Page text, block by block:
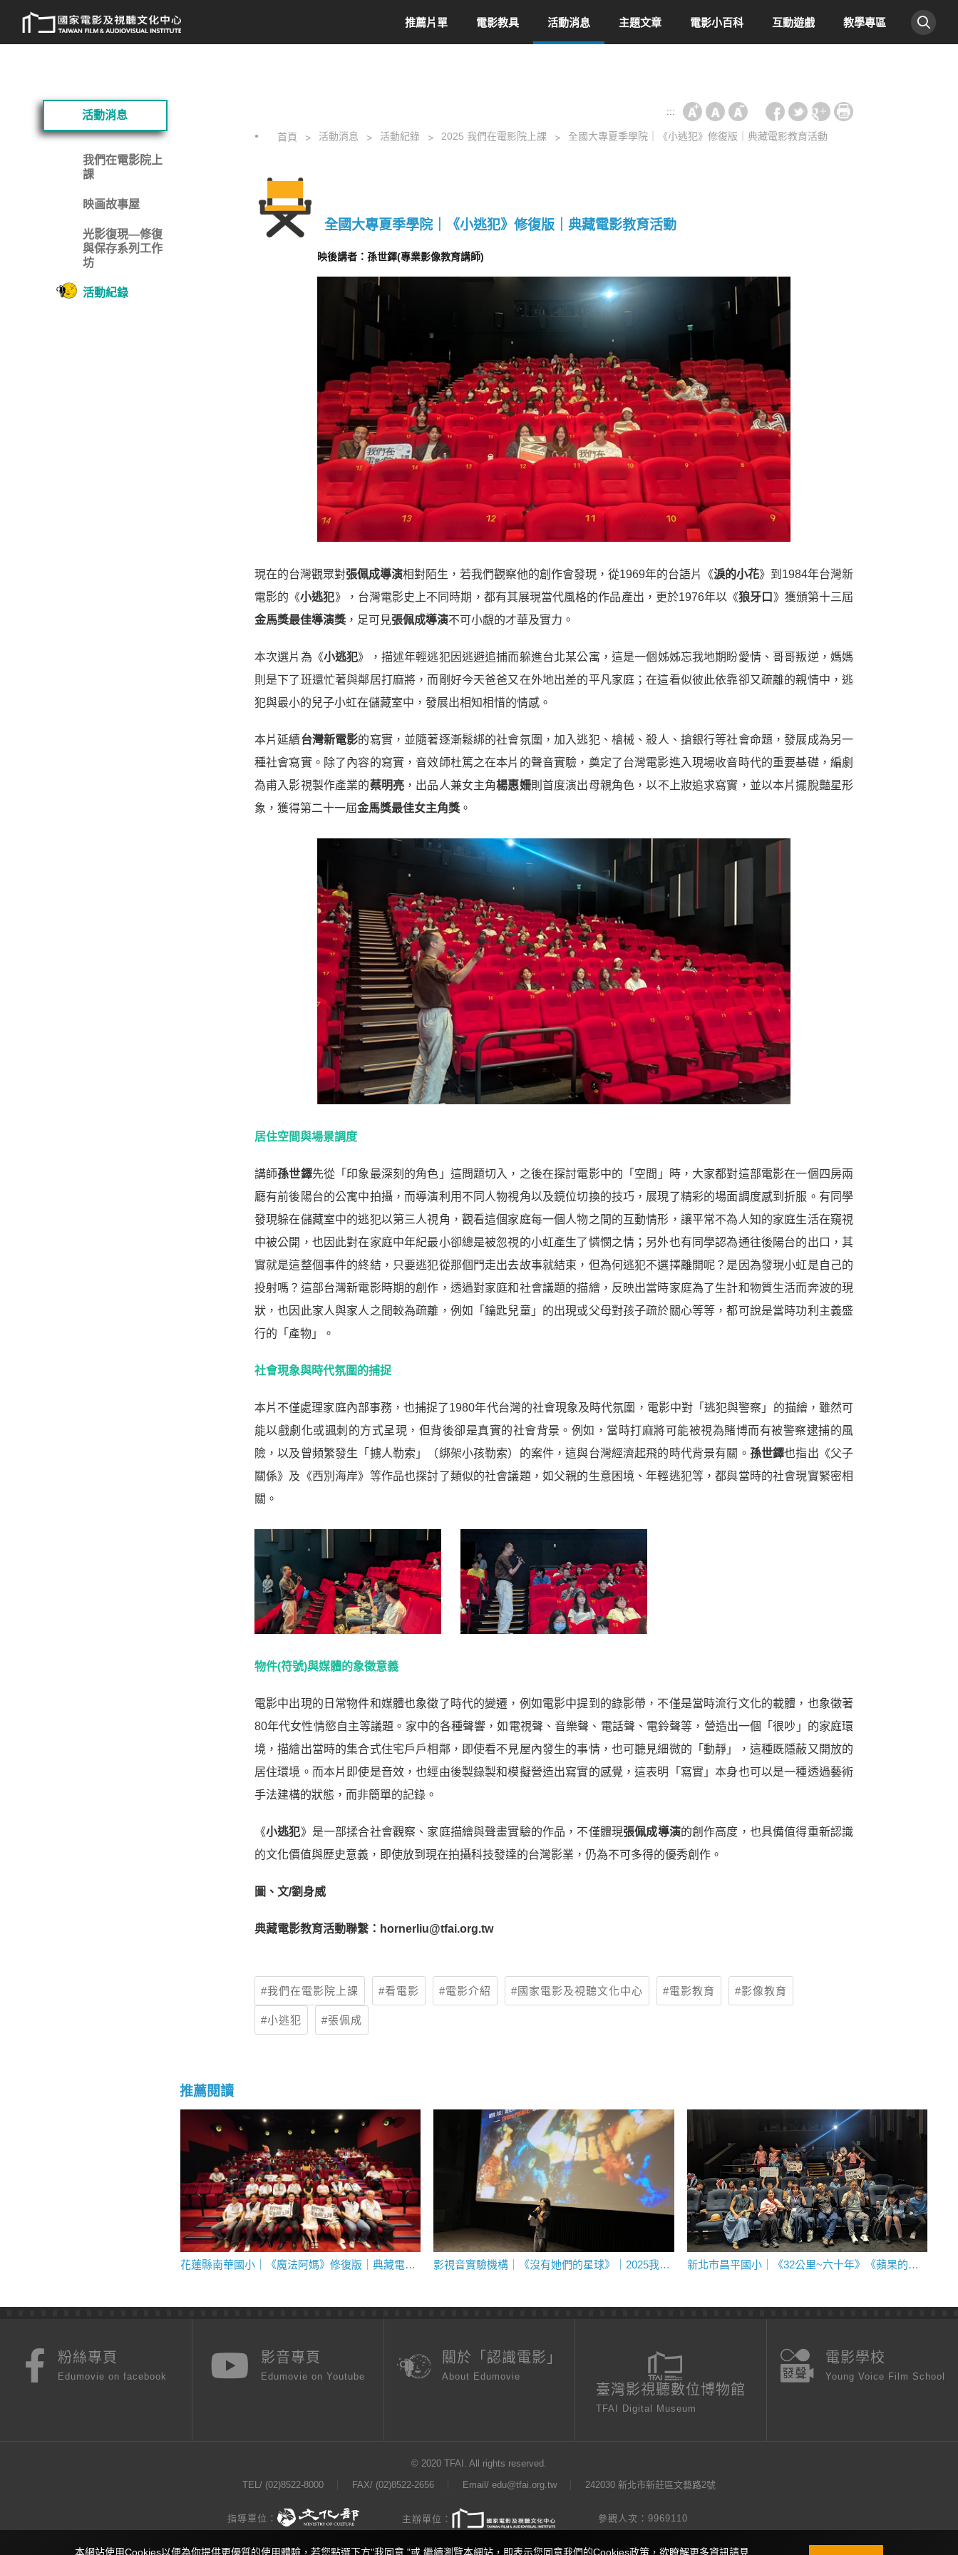
推薦片單 電影教具 活動消息 主題文章 電影小百科 互動遊戲 教學專區
活動消息
我們在電影院上
課
映画故事屋
光影復現—修復
與保存系列工作
坊
活動紀錄
:::
首頁 活動消息 活動紀錄 2025 我們在電影院上課 全國大專夏季學院｜《小逃犯》修復版｜典藏電影教育活動
全國大專夏季學院｜《小逃犯》修復版｜典藏電影教育活動
映後講者：孫世鐸(專業影像教育講師)
現在的台灣觀眾對張佩成導演相對陌生，若我們觀察他的創作會發現，從1969年的台語片《淚的小花》到1984年台灣新
電影的《小逃犯》，台灣電影史上不同時期，都有其展現當代風格的作品產出，更於1976年以《狼牙口 》獲頒第十三屆
金馬獎最佳導演獎 ，足可見張佩成導演不可小覷的才華及實力。
本次選片為《小逃犯》，描述年輕逃犯因逃避追捕而躲進台北某公寓，這是一個姊姊忘我地期盼愛情、哥哥叛逆，媽媽
則是下了班還忙著與鄰居打麻將，而剛好今天爸爸又在外地出差的平凡家庭；在這看似彼此依靠卻又疏離的親情中，逃
犯與最小的兒子小虹在儲藏室中，發展出相知相惜的情感。
本片延續台灣新電影的寫實，並隨著逐漸鬆綁的社會氛圍，加入逃犯、槍械、殺人、搶銀行等社會命題，發展成為另一
種社會寫實。除了內容的寫實，音效師杜篤之在本片的聲音實驗，奠定了台灣電影進入現場收音時代的重要基礎，編劇
為甫入影視製作產業的蔡明亮 ，出品人兼女主角楊惠姍則首度演出母親角色，以不上妝追求寫實，並以本片擺脫豔星形
象，獲得第二十一屆金馬獎最佳女主角獎 。
居住空間與場景調度
講師孫世鐸先從「印象最深刻的角色」這問題切入，之後在探討電影中的「空間」時，大家都對這部電影在一個四房兩
廳有前後陽台的公寓中拍攝，而導演利用不同人物視角以及鏡位切換的技巧，展現了精彩的場面調度感到折服。有同學
發現躲在儲藏室中的逃犯以第三人視角，觀看這個家庭每一個人物之間的互動情形，讓平常不為人知的家庭生活在窺視
中被公開，也因此對在家庭中年紀最小卻總是被忽視的小虹產生了憐憫之情；另外也有同學認為通往後陽台的出口，其
實就是這整個事件的終結，只要逃犯從那個門走出去故事就結束，但為何逃犯不選擇離開呢？是因為發現小虹是自己的
投射嗎？這部台灣新電影時期的創作，透過對家庭和社會議題的描繪，反映出當時家庭為了生計和物質生活而奔波的現
狀，也因此家人與家人之間較為疏離，例如「鑰匙兒童」的出現或父母對孩子疏於關心等等，都可說是當時功利主義盛
行的「產物」。
社會現象與時代氛圍的捕捉
本片不僅處理家庭內部事務，也捕捉了1980年代台灣的社會現象及時代氛圍，電影中對「逃犯與警察」的描繪，雖然可
能以戲劇化或諷刺的方式呈現，但背後卻是真實的社會背景。例如，當時打麻將可能被視為賭博而有被警察逮捕的風
險，以及曾頻繁發生「擄人勒索」（綁架小孩勒索）的案件，這與台灣經濟起飛的時代背景有關。 孫世鐸也指出《父子
關係》及《西別海岸》等作品也探討了類似的社會議題，如父親的生意困境、年輕逃犯等，都與當時的社會現實緊密相
關。
物件(符號)與媒體的象徵意義
電影中出現的日常物件和媒體也象徵了時代的變遷，例如電影中提到的錄影帶，不僅是當時流行文化的載體，也象徵著
80年代女性情慾自主等議題。家中的各種聲響，如電視聲、音樂聲、電話聲、電鈴聲等，營造出一個「很吵」的家庭環
境，描繪出當時的集合式住宅戶戶相鄰，即使看不見屋內發生的事情，也可聽見細微的「動靜」，這種既隱蔽又開放的
居住環境。而本片即使是音效，也經由後製錄製和模擬營造出寫實的感覺，這表明「寫實」本身也可以是一種透過藝術
手法建構的狀態，而非簡單的記錄。
《小逃犯》是一部揉合社會觀察、家庭描繪與聲畫實驗的作品，不僅體現張佩成導演的創作高度，也具備值得重新認識
的文化價值與歷史意義，即使放到現在拍攝科技發達的台灣影業，仍為不可多得的優秀創作。
圖、文/劉身威
典藏電影教育活動聯繫：hornerliu@tfai.org.tw
我們在電影院上課 看電影 電影介紹 國家電影及視聽文化中心 電影教育 影像教育
小逃犯 張佩成
推薦閱讀
花蓮縣南華國小｜《魔法阿媽》修復版｜典藏電影教育活動 影視音實驗機構｜《沒有她們的星球》｜2025我們在電影院上課 新北市昌平國小｜《32公里~六十年》《蘋果的滋味》｜典藏電影教育活動
粉絲專頁
Edumovie on facebook
影音專頁
Edumovie on Youtube
關於「認識電影」
About Edumovie
臺灣影視聽數位博物館
TFAI Digital Museum
電影學校
Young Voice Film School
© 2020 TFAI. All rights reserved.
TEL/ (02)8522-8000 FAX/ (02)8522-2656 Email/ edu@tfai.org.tw 242030 新北市新莊區文藝路2號
指導單位： 主辦單位： 參觀人次：9969110
本網站使用Cookies以便為你提供更優質的使用體驗，若您點選下方"我同意 "或 繼續瀏覽本網站，即表示您同意我們的Cookies政策，欲瞭解更多資訊請見